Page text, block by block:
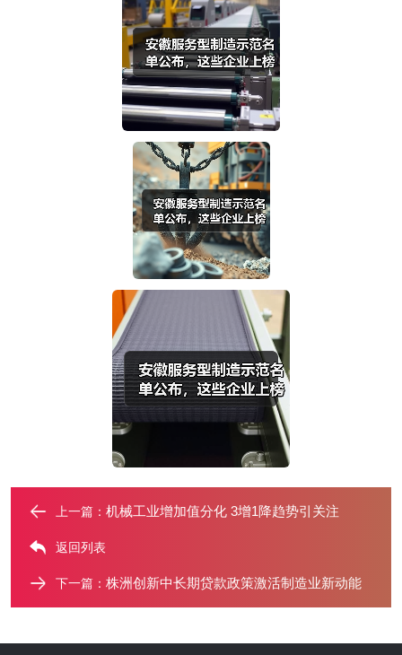
上一篇： 机械工业增加值分化 3增1降趋势引关注
返回列表
下一篇： 株洲创新中长期贷款政策激活制造业新动能